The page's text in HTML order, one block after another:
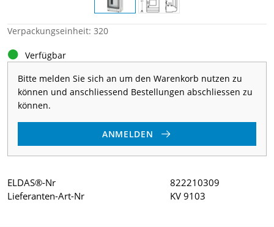
Verpackungseinheit: 320
Verfügbar
Bitte melden Sie sich an um den Warenkorb nutzen zu
können und anschliessend Bestellungen abschliessen zu
können.
ANMELDEN
ELDAS®-Nr
822210309
Lieferanten-Art-Nr
KV 9103